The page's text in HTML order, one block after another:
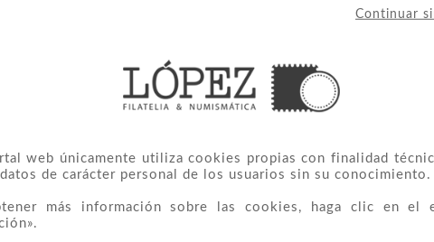
Continuar
web únicamente utiliza cookies propias con finalidad
de carácter personal de los usuarios sin su conocimiento.
más información sobre las cookies, haga clic en el
CATEGORÍA: